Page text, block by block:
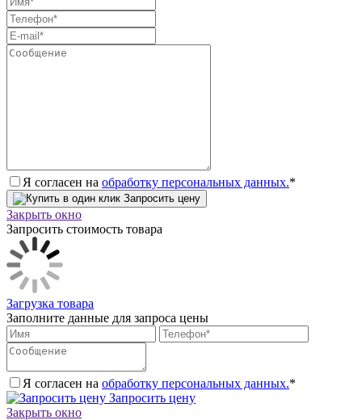
Я согласен на обработку персональных данных.*
Запросить цену
Закрыть окно
Запросить стоимость товара
Загрузка товара
Заполните данные для запроса цены
Я согласен на обработку персональных данных.*
Запросить цену
Закрыть окно